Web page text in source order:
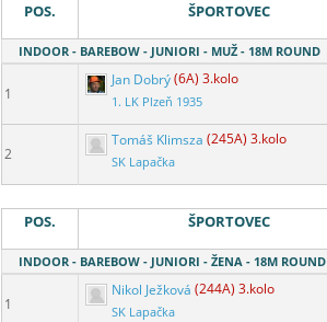
POS. ŠPORTOVEC
INDOOR - BAREBOW - JUNIORI - MUŽ - 18M ROUND
1
Jan Dobrý(6A) 3.kolo
1. LK Plzeň 1935
2
Tomáš Klimsza (245A) 3.kolo
SK Lapačka
POS. ŠPORTOVEC
INDOOR - BAREBOW - JUNIORI - ŽENA - 18M ROUND
1
Nikol Ježková (244A) 3.kolo
SK Lapačka